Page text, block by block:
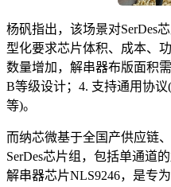
杨矾指出，该场景对SerDes
型化要求芯片体积、成本、
数量增加，解串器布版面积
B等级设计；4. 支持通用协
等)。
而纳芯微基于全国产供应链
SerDes芯片组，包括单通道
解串器芯片NLS9246，是专